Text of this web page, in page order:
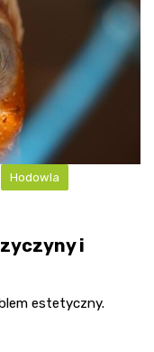
Hodowla
i
estetyczny.